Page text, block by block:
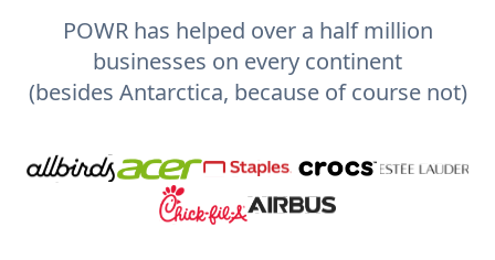
POWR has helped over a half million
businesses on every continent
(besides Antarctica, because of course not)